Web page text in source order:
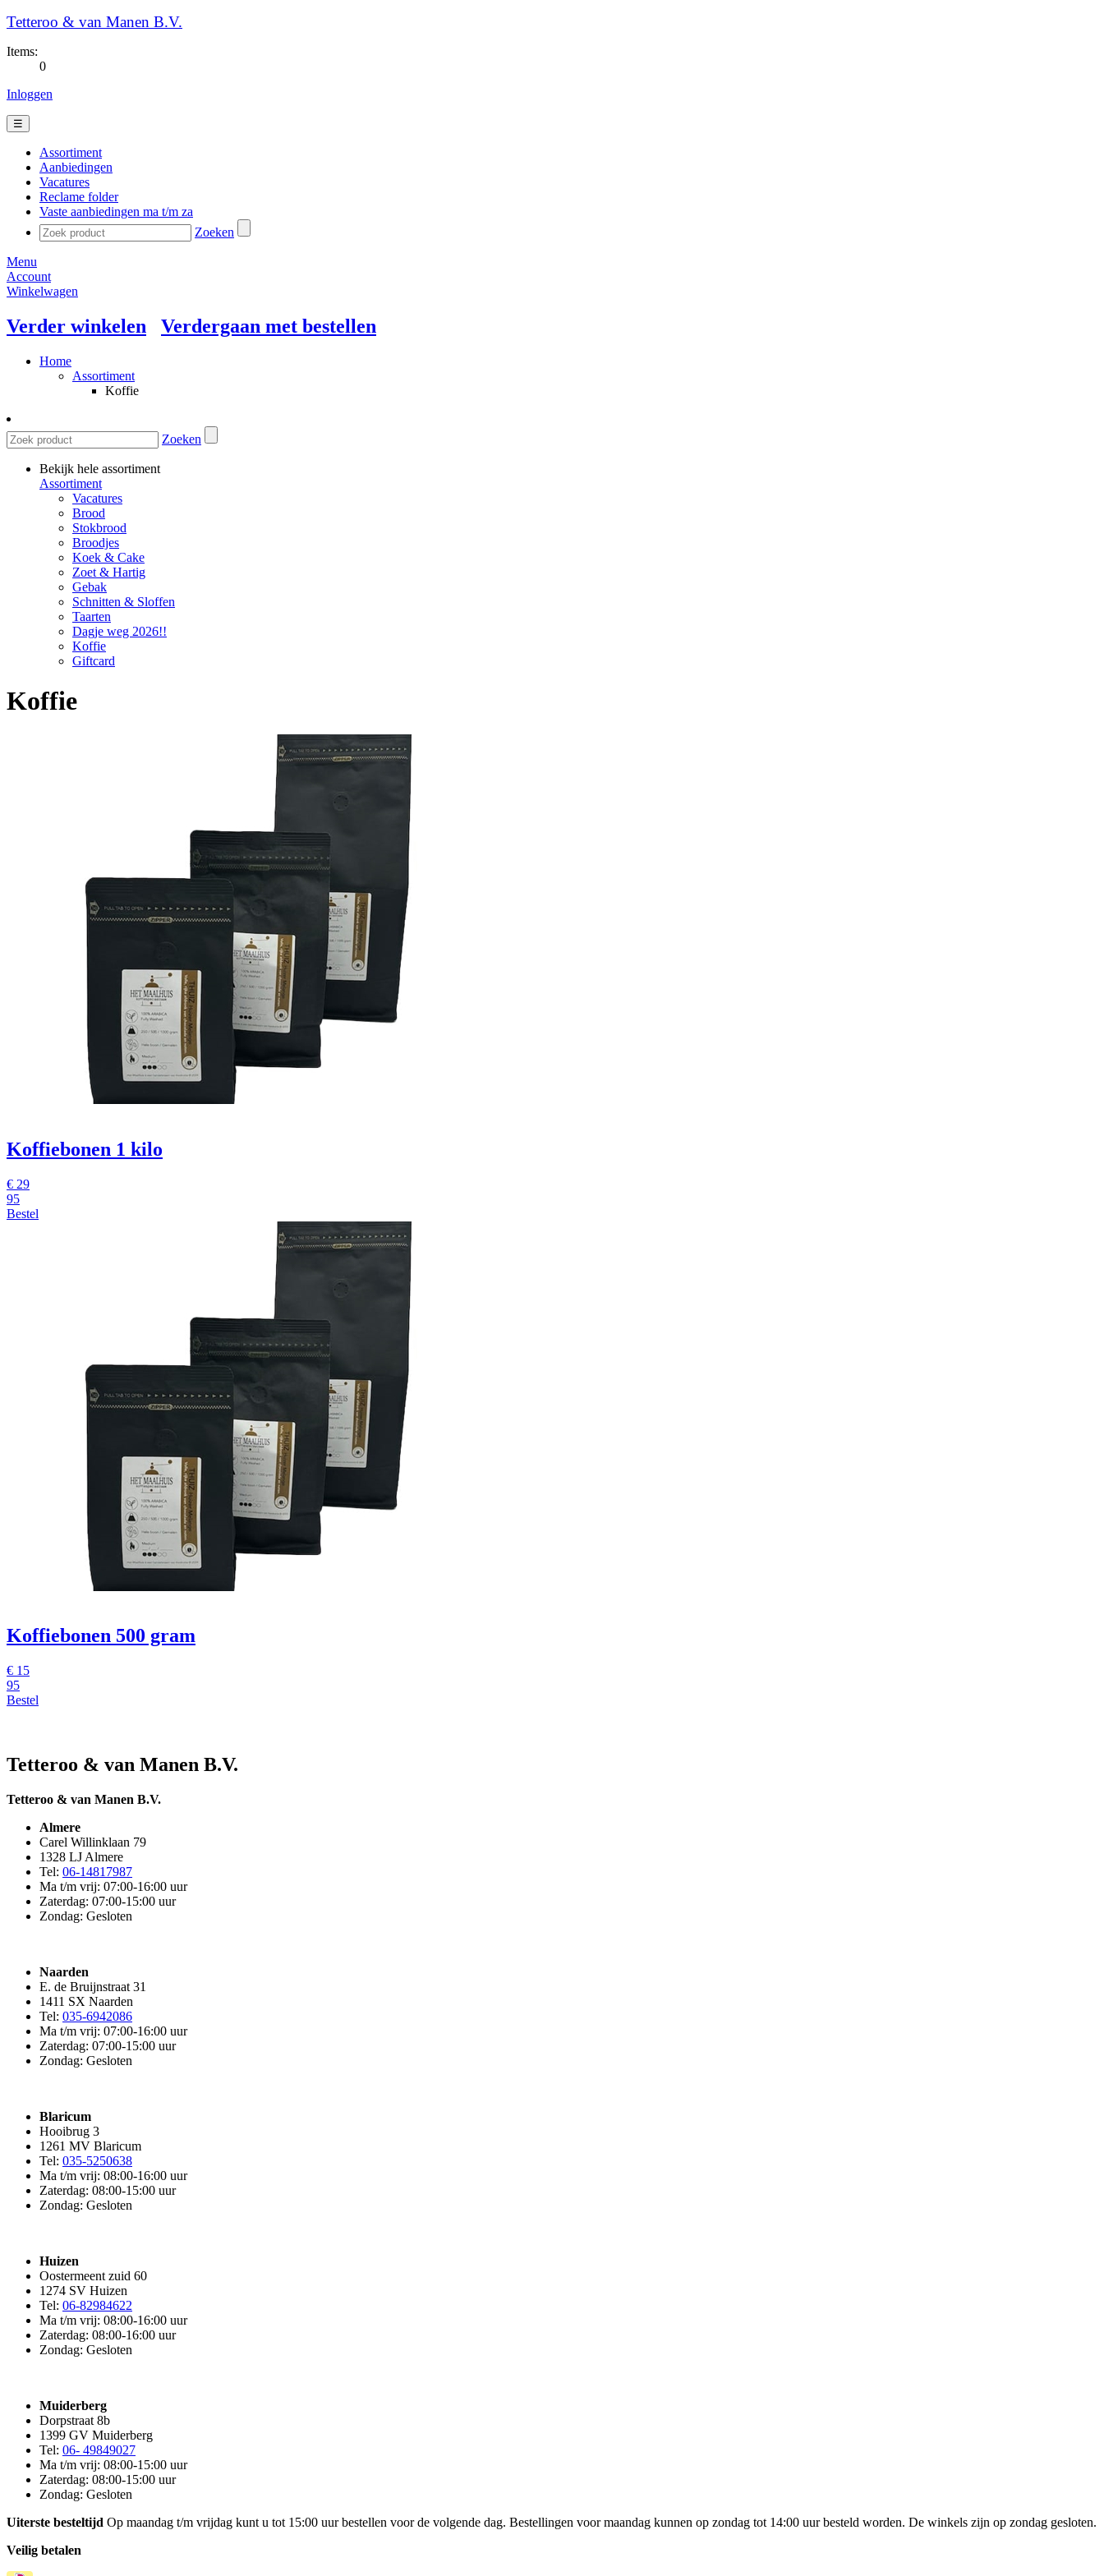
Tetteroo & van Manen B.V.
Items:
0
Inloggen
☰
Assortiment
Aanbiedingen
Vacatures
Reclame folder
Vaste aanbiedingen ma t/m za
Zoeken
Menu
Account
Winkelwagen
Verder winkelen Verdergaan met bestellen
Home
Assortiment
Koffie
Zoeken
Bekijk hele assortiment
Assortiment
Vacatures
Brood
Stokbrood
Broodjes
Koek & Cake
Zoet & Hartig
Gebak
Schnitten & Sloffen
Taarten
Dagje weg 2026!!
Koffie
Giftcard
Koffie
Koffiebonen 1 kilo
€ 29
95
Bestel
Koffiebonen 500 gram
€ 15
95
Bestel
Tetteroo & van Manen B.V.
Tetteroo & van Manen B.V.
Almere
Carel Willinklaan 79
1328 LJ Almere
Tel: 06-14817987
Ma t/m vrij: 07:00-16:00 uur
Zaterdag: 07:00-15:00 uur
Zondag: Gesloten
Naarden
E. de Bruijnstraat 31
1411 SX Naarden
Tel: 035-6942086
Ma t/m vrij: 07:00-16:00 uur
Zaterdag: 07:00-15:00 uur
Zondag: Gesloten
Blaricum
Hooibrug 3
1261 MV Blaricum
Tel: 035-5250638
Ma t/m vrij: 08:00-16:00 uur
Zaterdag: 08:00-15:00 uur
Zondag: Gesloten
Huizen
Oostermeent zuid 60
1274 SV Huizen
Tel: 06-82984622
Ma t/m vrij: 08:00-16:00 uur
Zaterdag: 08:00-16:00 uur
Zondag: Gesloten
Muiderberg
Dorpstraat 8b
1399 GV Muiderberg
Tel: 06- 49849027
Ma t/m vrij: 08:00-15:00 uur
Zaterdag: 08:00-15:00 uur
Zondag: Gesloten
Uiterste besteltijd Op maandag t/m vrijdag kunt u tot 15:00 uur bestellen voor de volgende dag. Bestellingen voor maandag kunnen op zondag tot 14:00 uur besteld worden. De winkels zijn op zondag gesloten.
Veilig betalen